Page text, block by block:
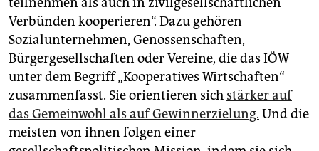
Verbünden kooperieren“. Dazu gehören
Sozialunternehmen, Genossenschaften,
Bürgergesellschaften oder Vereine, die das IÖW
unter dem Begriff „Kooperatives Wirtschaften“
zusammenfasst. Sie orientieren sich stärker auf
das Gemeinwohl als auf Gewinnerzielung. Und die
meisten von ihnen folgen einer